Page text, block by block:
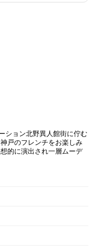
ション北野異人館街に佇む
戸のフレンチをお楽しみ
的に演出され一層ムーデ